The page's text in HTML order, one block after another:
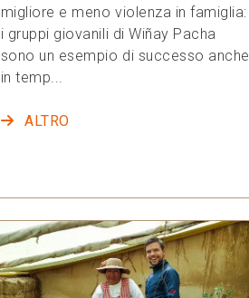
migliore e meno violenza in famiglia:
i gruppi giovanili di Wiñay Pacha
sono un esempio di successo anche
in temp...
ALTRO